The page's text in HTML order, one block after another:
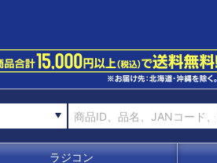
ラジコン